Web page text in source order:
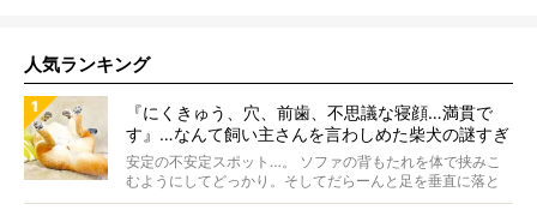
人気ランキング
『にくきゅう、穴、前歯、不思議な寝顔…満貫で
す』…なんて飼い主さんを言わしめた柴犬の謎すぎ
る寝相がコチラです。
安定の不安定スポット…。 ソファの背もたれを体で挟みこ
むようにしてどっかり。そしてだらーんと足を垂直に落と
して...